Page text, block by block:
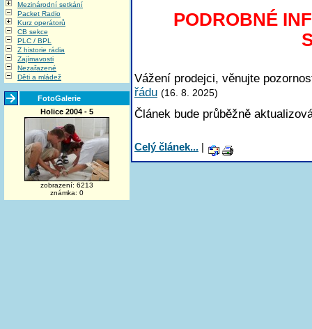
Mezinárodní setkání
Packet Radio
Kurz operátorů
CB sekce
PLC / BPL
Z historie rádia
Zajímavosti
Nezařazené
Děti a mládež
FotoGalerie
Holice 2004 - 5
zobrazení: 6213
známka: 0
PODROBNÉ
Vážení prodejci, věnujte
řádu (16. 8. 2025)
Článek bude průběžně
Celý článek... |